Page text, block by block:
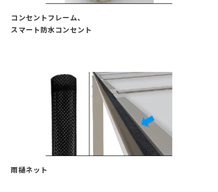
コンセントフレーム、
スマート防水コンセント
雨樋ネット